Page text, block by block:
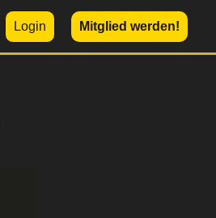
Login Mitglied werden!